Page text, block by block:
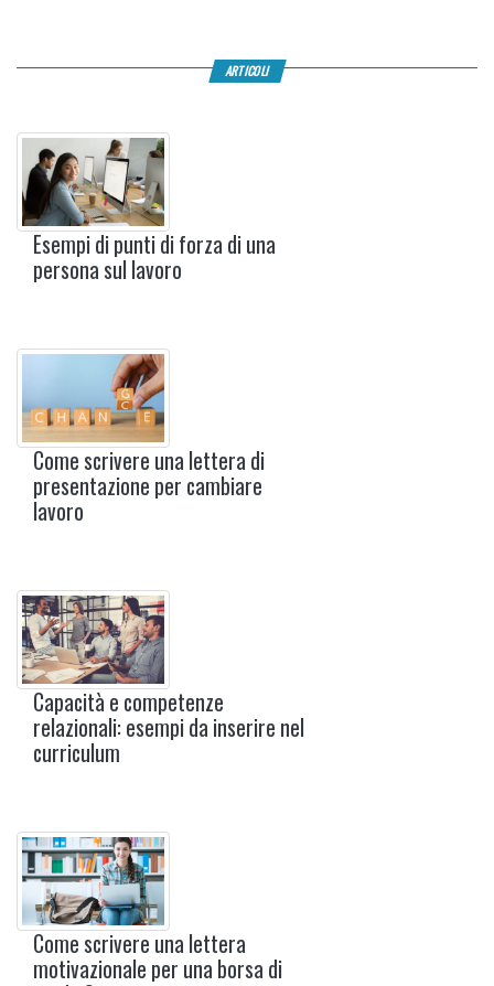
ARTICOLI
Esempi di punti di forza di una
persona sul lavoro
Come scrivere una lettera di
presentazione per cambiare
lavoro
Capacità e competenze
relazionali: esempi da inserire nel
curriculum
Come scrivere una lettera
motivazionale per una borsa di